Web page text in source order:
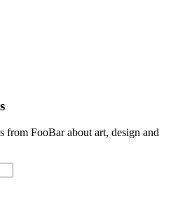
from FooBar about art, design and